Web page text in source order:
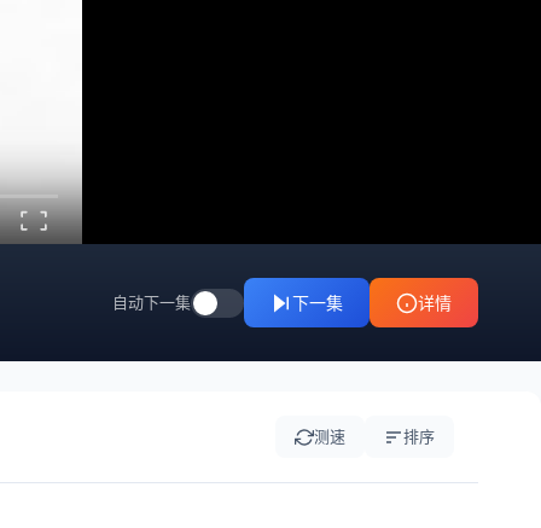
20241115 20241118
自动下一集 下一集 详情
测速 排序